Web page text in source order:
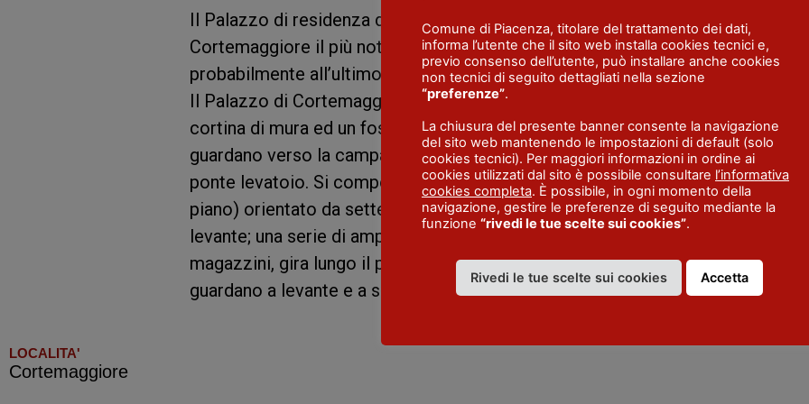
Il Palazzo di residenza dei Pallavicino, edificato da Rolando II, rappresenta in
Cortemaggiore il più notevole esempio di architettura del Rinascimento. Risale
probabilmente all’ultimo decennio del Quattrocento.
Il Palazzo di Cortemaggiore esternamente ha l’aspetto d’una fortezza, con una
cortina di mura ed un fossato collegato al circuito della città. Due torri che
guardano verso la campagna ed un possente rivellino a proteggere l’ingresso al
ponte levatoio. Si compone di un lungo corpo principale (piano terreno e primo
piano) orientato da settentrione a mezzogiorno e di due appendici interne
levante; una serie di ampi saloni, oggi adibiti in parte ad abitazione, in parte a
magazzini, gira lungo il perimetro dell’edificio: verso il cortile, lungo i lati che
guardano a levante e a settentrione, corrono superbi loggiati a due piani.
LOCALITA'
Cortemaggiore
Comune di Piacenza, titolare del trattamento dei dati,
informa l’utente che il sito web installa cookies tecnici e,
previo consenso dell’utente, può installare anche cookies
non tecnici di seguito dettagliati nella sezione
“preferenze”.
La chiusura del presente banner consente la navigazione
del sito web mantenendo le impostazioni di default (solo
cookies tecnici). Per maggiori informazioni in ordine ai
cookies utilizzati dal sito è possibile consultare l’informativa
cookies completa. È possibile, in ogni momento della
navigazione, gestire le preferenze di seguito mediante la
funzione “rivedi le tue scelte sui cookies”.
Rivedi le tue scelte sui cookies Accetta